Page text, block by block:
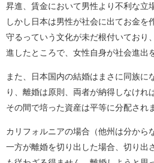
昇進、賃金において男性より不利な立
しかし日本は男性が社会に出てお金を
守るっていう文化が未だ根付いており
進したところで、女性自身が社会進出
また、日本国内の結婚はまさに同族に
り、離婚は原則、両者が納得しなけれ
その間で培った資産は平等に分配され
カリフォルニアの場合（他州は分から
一方が離婚を切り出した場合、切り出